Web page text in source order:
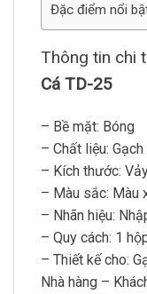
Đặc điểm nổi
Thông tin chi
Cá TD-25
– Bề mặt: Bóng
– Chất liệu:
– Kích thước:
– Màu sắc: Màu
– Nhãn hiệu:
– Quy cách: 1
– Thiết kế cho:
Nhà hàng –